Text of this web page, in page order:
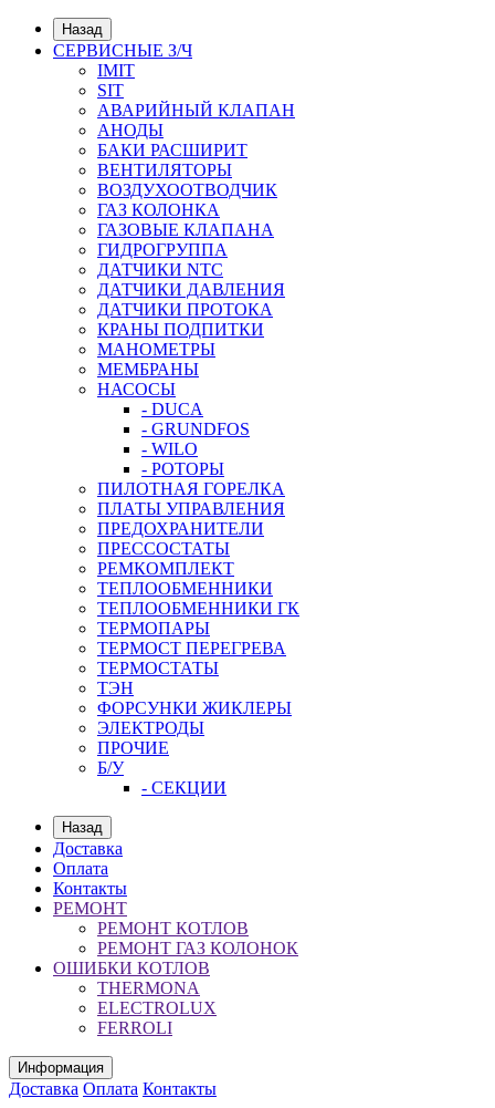
Назад
СЕРВИСНЫЕ З/Ч
IMIT
SIT
АВАРИЙНЫЙ КЛАПАН
АНОДЫ
БАКИ РАСШИРИТ
ВЕНТИЛЯТОРЫ
ВОЗДУХООТВОДЧИК
ГАЗ КОЛОНКА
ГАЗОВЫЕ КЛАПАНА
ГИДРОГРУППА
ДАТЧИКИ NTC
ДАТЧИКИ ДАВЛЕНИЯ
ДАТЧИКИ ПРОТОКА
КРАНЫ ПОДПИТКИ
МАНОМЕТРЫ
МЕМБРАНЫ
НАСОСЫ
- DUCA
- GRUNDFOS
- WILO
- РОТОРЫ
ПИЛОТНАЯ ГОРЕЛКА
ПЛАТЫ УПРАВЛЕНИЯ
ПРЕДОХРАНИТЕЛИ
ПРЕССОСТАТЫ
РЕМКОМПЛЕКТ
ТЕПЛООБМЕННИКИ
ТЕПЛООБМЕННИКИ ГК
ТЕРМОПАРЫ
ТЕРМОСТ ПЕРЕГРЕВА
ТЕРМОСТАТЫ
ТЭН
ФОРСУНКИ ЖИКЛЕРЫ
ЭЛЕКТРОДЫ
ПРОЧИЕ
Б/У
- СЕКЦИИ
Назад
Доставка
Оплата
Контакты
РЕМОНТ
РЕМОНТ КОТЛОВ
РЕМОНТ ГАЗ КОЛОНОК
ОШИБКИ КОТЛОВ
THERMONA
ELECTROLUX
FERROLI
Информация
Доставка Оплата Контакты